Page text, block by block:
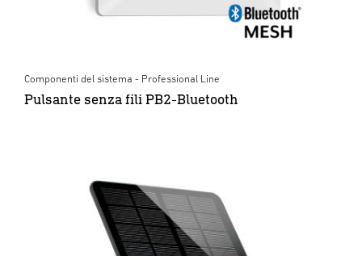
Componenti del sistema - Professional Line
Pulsante senza fili PB2-Bluetooth